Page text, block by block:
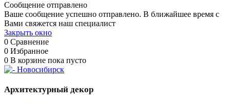
Сообщение отправлено
Ваше сообщение успешно отправлено. В ближайшее время с
Вами свяжется наш специалист
Закрыть окно
0 Сравнение
0 Избранное
0 В корзине пока пусто
Архитектурный декор